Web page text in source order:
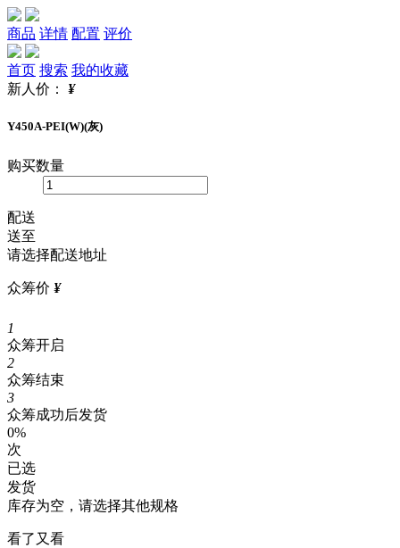
商品 详情 配置 评价
首页 搜索 我的收藏
新人价：
¥
Y450A-PEI(W)(灰)
购买数量
配送
送至
请选择配送地址
众筹价 ¥
1
众筹开启
2
众筹结束
3
众筹成功后发货
0%
次
已选
发货
库存为空，请选择其他规格
看了又看